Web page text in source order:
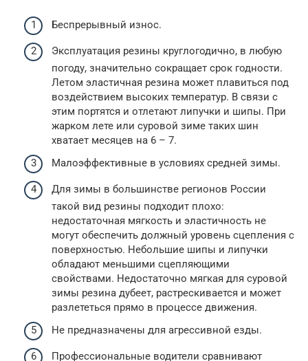
Беспрерывный износ.
Эксплуатация резины круглогодично, в любую
погоду, значительно сокращает срок годности.
Летом эластичная резина может плавиться под
воздействием высоких температур. В связи с
этим портятся и отлетают липучки и шипы. При
жарком лете или суровой зиме таких шин
хватает месяцев на 6 – 7.
Малоэффективные в условиях средней зимы.
Для зимы в большинстве регионов России
такой вид резины подходит плохо:
недостаточная мягкость и эластичность не
могут обеспечить должный уровень сцепления с
поверхностью. Небольшие шипы и липучки
обладают меньшими сцепляющими
свойствами. Недостаточно мягкая для суровой
зимы резина дубеет, растрескивается и может
разлететься прямо в процессе движения.
Не предназначены для агрессивной езды.
Профессиональные водители сравнивают